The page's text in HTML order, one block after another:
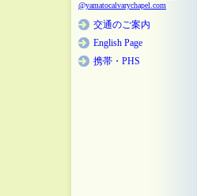
@yamatocalvarychapel.com
交通のご案内
English Page
携帯・PHS